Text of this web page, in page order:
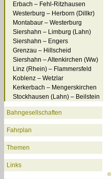
Erbach – Fehl-Ritzhausen
Westerburg – Herborn (Dillkr)
Montabaur – Westerburg
Siershahn – Limburg (Lahn)
Siershahn – Engers
Grenzau – Hillscheid
Siershahn – Altenkirchen (Ww)
Linz (Rhein) – Flammersfeld
Koblenz – Wetzlar
Kerkerbach – Mengerskirchen
Stockhausen (Lahn) – Beilstein
Bahngesellschaften
Fahrplan
Themen
Links
©